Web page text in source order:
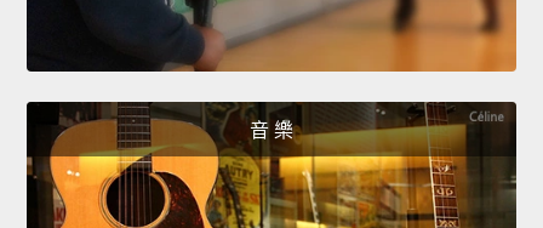
音 樂